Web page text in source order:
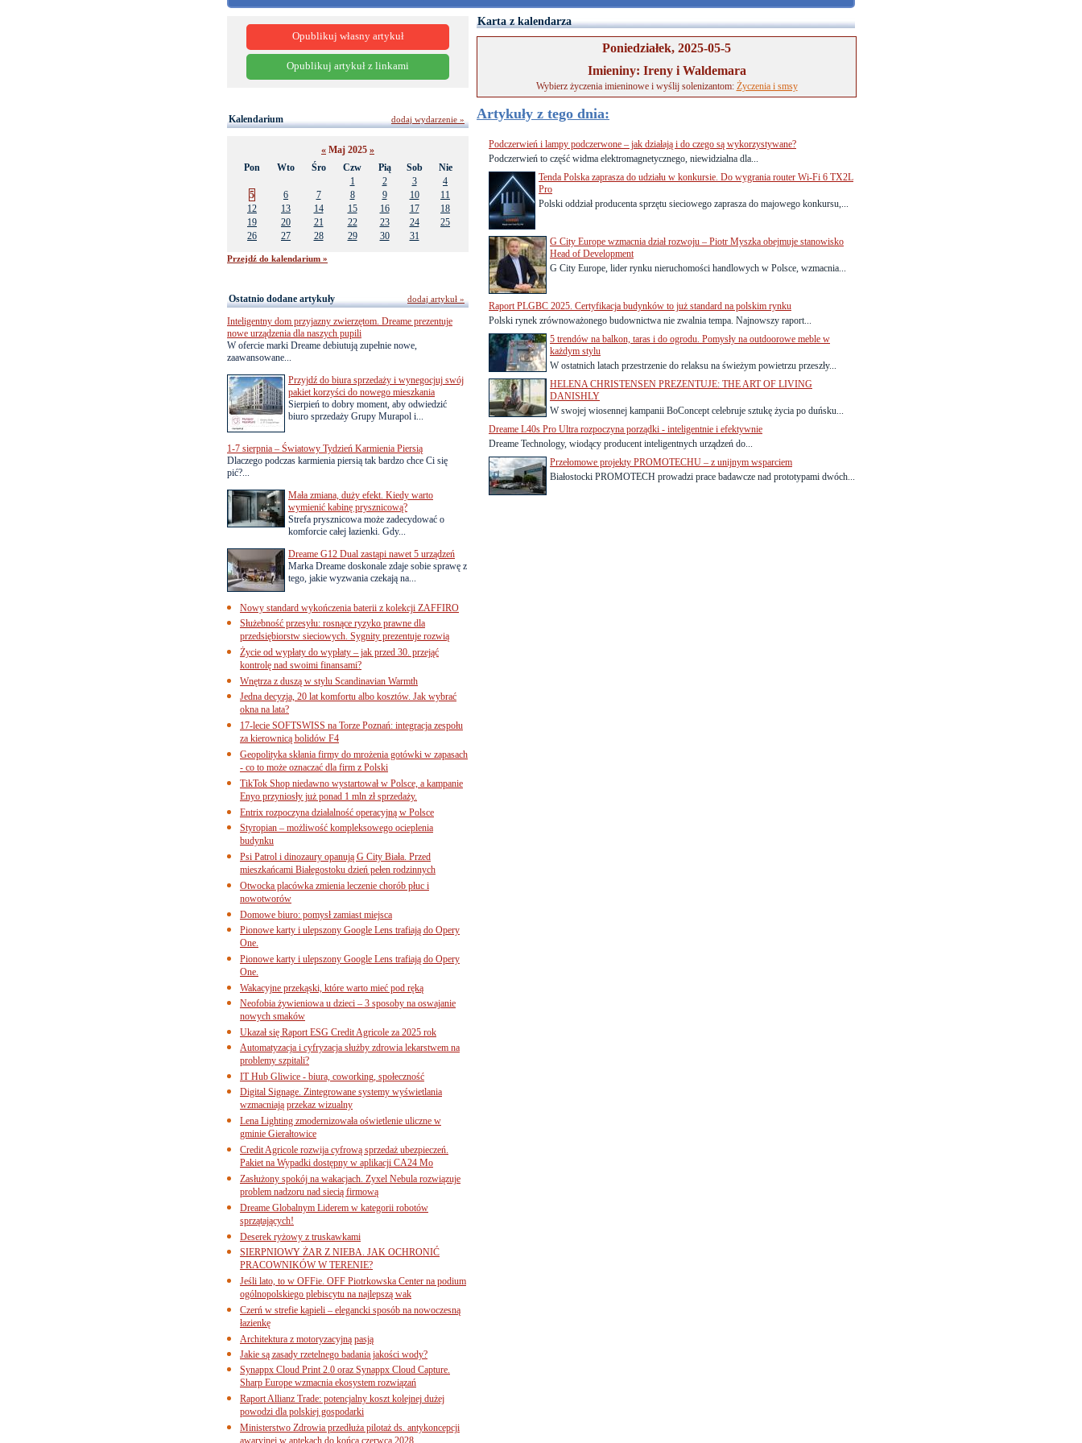
Karta z kalendarza
Poniedziałek, 2025-05-5
Imieniny: Ireny i Waldemara
Wybierz życzenia imieninowe i wyślij solenizantom: Życzenia i smsy
Artykuły z tego dnia:
Podczerwień i lampy podczerwone – jak działają i do czego są wykorzystywane?
Podczerwień to część widma elektromagnetycznego, niewidzialna dla...
Tenda Polska zaprasza do udziału w konkursie. Do wygrania router Wi-Fi 6 TX2L
Pro
Polski oddział producenta sprzętu sieciowego zaprasza do majowego konkursu,...
G City Europe wzmacnia dział rozwoju – Piotr Myszka obejmuje stanowisko
Head of Development
G City Europe, lider rynku nieruchomości handlowych w Polsce, wzmacnia...
Raport PLGBC 2025. Certyfikacja budynków to już standard na polskim rynku
Polski rynek zrównoważonego budownictwa nie zwalnia tempa. Najnowszy raport...
5 trendów na balkon, taras i do ogrodu. Pomysły na outdoorowe meble w
każdym stylu
W ostatnich latach przestrzenie do relaksu na świeżym powietrzu przeszły...
HELENA CHRISTENSEN PREZENTUJE: THE ART OF LIVING
DANISHLY
W swojej wiosennej kampanii BoConcept celebruje sztukę życia po duńsku...
Dreame L40s Pro Ultra rozpoczyna porządki - inteligentnie i efektywnie
Dreame Technology, wiodący producent inteligentnych urządzeń do...
Przełomowe projekty PROMOTECHU – z unijnym wsparciem
Białostocki PROMOTECH prowadzi prace badawcze nad prototypami dwóch...
Opublikuj własny artykuł
Opublikuj artykuł z linkami
Kalendarium
« Maj 2025 »
Pon
Wto Śro Czw Pią Sob
Nie
1
2 3
4
5
6 7 8 9 10
11
12
13 14 15 16 17
18
19
20 21 22 23 24
25
26
27 28 29 30 31
Przejdź do kalendarium »
dodaj wydarzenie »
Ostatnio dodane artykuły
Inteligentny dom przyjazny zwierzętom. Dreame prezentuje
nowe urządzenia dla naszych pupili
W ofercie marki Dreame debiutują zupełnie nowe,
zaawansowane...
Przyjdź do biura sprzedaży i wynegocjuj swój
pakiet korzyści do nowego mieszkania
Sierpień to dobry moment, aby odwiedzić
biuro sprzedaży Grupy Murapol i...
1-7 sierpnia – Światowy Tydzień Karmienia Piersią
Dlaczego podczas karmienia piersią tak bardzo chce Ci się
pić?...
Mała zmiana, duży efekt. Kiedy warto
wymienić kabinę prysznicową?
Strefa prysznicowa może zadecydować o
komforcie całej łazienki. Gdy...
Dreame G12 Dual zastąpi nawet 5 urządzeń
Marka Dreame doskonale zdaje sobie sprawę z
tego, jakie wyzwania czekają na...
Nowy standard wykończenia baterii z kolekcji ZAFFIRO
Służebność przesyłu: rosnące ryzyko prawne dla
przedsiębiorstw sieciowych. Sygnity prezentuje rozwią
Życie od wypłaty do wypłaty – jak przed 30. przejąć
kontrolę nad swoimi finansami?
Wnętrza z duszą w stylu Scandinavian Warmth
Jedna decyzja, 20 lat komfortu albo kosztów. Jak wybrać
okna na lata?
17-lecie SOFTSWISS na Torze Poznań: integracja zespołu
za kierownicą bolidów F4
Geopolityka skłania firmy do mrożenia gotówki w zapasach
- co to może oznaczać dla firm z Polski
TikTok Shop niedawno wystartował w Polsce, a kampanie
Enyo przyniosły już ponad 1 mln zł sprzedaży.
Entrix rozpoczyna działalność operacyjną w Polsce
Styropian – możliwość kompleksowego ocieplenia
budynku
Psi Patrol i dinozaury opanują G City Biała. Przed
mieszkańcami Białegostoku dzień pełen rodzinnych
Otwocka placówka zmienia leczenie chorób płuc i
nowotworów
Domowe biuro: pomysł zamiast miejsca
Pionowe karty i ulepszony Google Lens trafiają do Opery
One.
Pionowe karty i ulepszony Google Lens trafiają do Opery
One.
Wakacyjne przekąski, które warto mieć pod ręką
Neofobia żywieniowa u dzieci – 3 sposoby na oswajanie
nowych smaków
Ukazał się Raport ESG Credit Agricole za 2025 rok
Automatyzacja i cyfryzacja służby zdrowia lekarstwem na
problemy szpitali?
IT Hub Gliwice - biura, coworking, społeczność
Digital Signage. Zintegrowane systemy wyświetlania
wzmacniają przekaz wizualny
Lena Lighting zmodernizowała oświetlenie uliczne w
gminie Gierałtowice
Credit Agricole rozwija cyfrową sprzedaż ubezpieczeń.
Pakiet na Wypadki dostępny w aplikacji CA24 Mo
Zasłużony spokój na wakacjach. Zyxel Nebula rozwiązuje
problem nadzoru nad siecią firmową
Dreame Globalnym Liderem w kategorii robotów
sprzątających!
Deserek ryżowy z truskawkami
SIERPNIOWY ŻAR Z NIEBA. JAK OCHRONIĆ
PRACOWNIKÓW W TERENIE?
Jeśli lato, to w OFFie. OFF Piotrkowska Center na podium
ogólnopolskiego plebiscytu na najlepszą wak
Czerń w strefie kąpieli – elegancki sposób na nowoczesną
łazienkę
Architektura z motoryzacyjną pasją
Jakie są zasady rzetelnego badania jakości wody?
Synappx Cloud Print 2.0 oraz Synappx Cloud Capture.
Sharp Europe wzmacnia ekosystem rozwiązań
Raport Allianz Trade: potencjalny koszt kolejnej dużej
powodzi dla polskiej gospodarki
Ministerstwo Zdrowia przedłuża pilotaż ds. antykoncepcji
dodaj artykuł »